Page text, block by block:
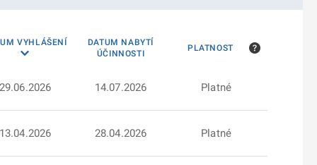
VYHLÁŠENÍ
DATUM NABYTÍ
ÚČINNOSTI
PLATNOST
14.07.2026 Platné
28.04.2026 Platné